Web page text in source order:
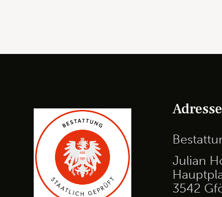
Adresse
Julian
3542